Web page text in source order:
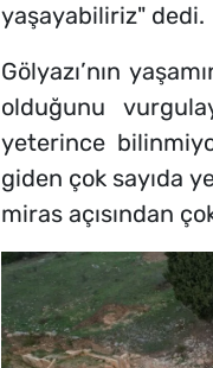
yaşayabiliriz" dedi.
Gölyazı’nın
olduğunu
yeterince
giden çok sayıda
miras açısından